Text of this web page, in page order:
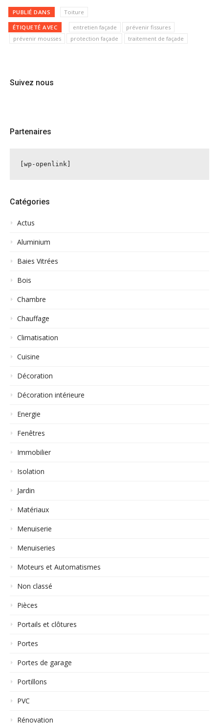
PUBLIÉ DANS Toiture
ÉTIQUETÉ AVEC entretien façade
prévenir fissures
prévenir mousses
protection façade traitement de façade
Suivez nous
Partenaires
[wp-openlink]
Catégories
Actus
Aluminium
Baies Vitrées
Bois
Chambre
Chauffage
Climatisation
Cuisine
Décoration
Décoration intérieure
Energie
Fenêtres
Immobilier
Isolation
Jardin
Matériaux
Menuiserie
Menuiseries
Moteurs et Automatismes
Non classé
Pièces
Portails et clôtures
Portes
Portes de garage
Portillons
PVC
Rénovation